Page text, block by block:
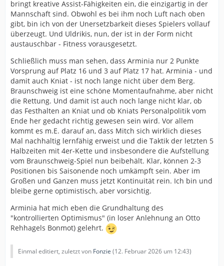
bringt kreative Assist-Fähigkeiten ein, die einzigartig in der
Mannschaft sind. Obwohl es bei ihm noch Luft nach oben
gibt, bin ich von der Unersetzbarkeit dieses Spielers vollauf
überzeugt. Und Uldrikis, nun, der ist in der Form nicht
austauschbar - Fitness vorausgesetzt.
Schließlich muss man sehen, dass Arminia nur 2 Punkte
Vorsprung auf Platz 16 und 3 auf Platz 17 hat. Arminia - und
damit auch Kniat - ist noch lange nicht über dem Berg.
Braunschweig ist eine schöne Momentaufnahme, aber nicht
die Rettung. Und damit ist auch noch lange nicht klar, ob
das Festhalten an Kniat und ob Kniats Personalpolitik vom
Ende her gedacht richtig gewesen sein wird. Vor allem
kommt es m.E. darauf an, dass Mitch sich wirklich dieses
Mal nachhaltig lernfähig erweist und die Taktik der letzten 5
Halbzeiten mit 4er-Kette und insbesondere die Aufstellung
vom Braunschweig-Spiel nun beibehält. Klar, können 2-3
Positionen bis Saisonende noch umkämpft sein. Aber im
Großen und Ganzen muss jetzt Kontinuität rein. Ich bin und
bleibe gerne optimistisch, aber vorsichtig.
Arminia hat mich eben die Grundhaltung des
"kontrollierten Optimismus" (in loser Anlehnung an Otto
Rehhagels Bonmot) gelehrt.
Einmal editiert, zuletzt von Fonzie (12. Februar 2026 um 12:43)